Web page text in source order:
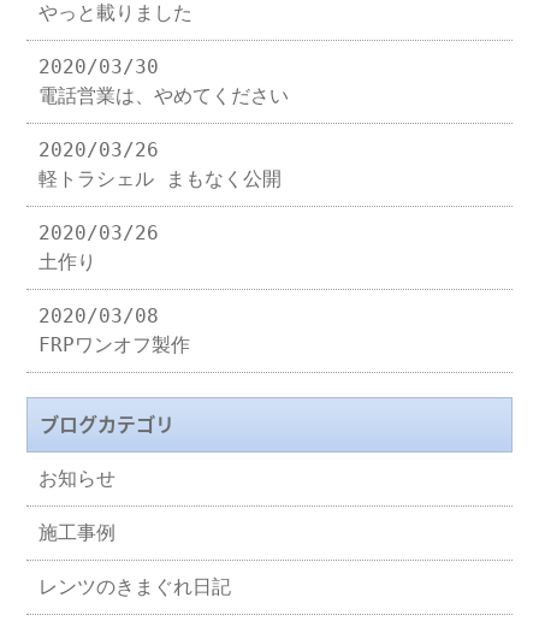
やっと載りました
2020/03/30
電話営業は、やめてください
2020/03/26
軽トラシェル まもなく公開
2020/03/26
土作り
2020/03/08
FRPワンオフ製作
ブログカテゴリ
お知らせ
施工事例
レンツのきまぐれ日記